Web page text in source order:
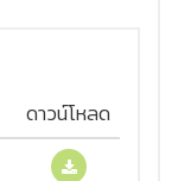
ดาวน์โหลด